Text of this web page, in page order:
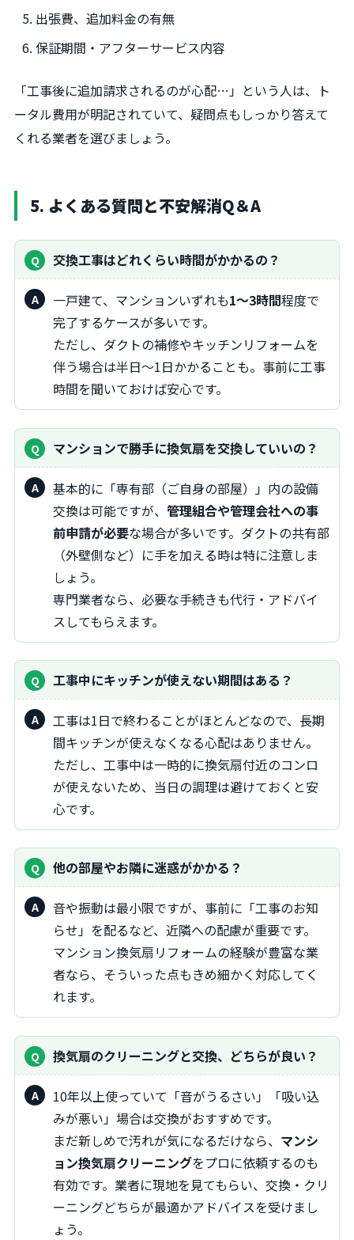
出張費、追加料金の有無
保証期間・アフターサービス内容
「工事後に追加請求されるのが心配…」という人は、ト
ータル費用が明記されていて、疑問点もしっかり答えて
くれる業者を選びましょう。
5. よくある質問と不安解消Q＆A
交換工事はどれくらい時間がかかるの？
一戸建て、マンションいずれも1～3時間程度で
完了するケースが多いです。
ただし、ダクトの補修やキッチンリフォームを
伴う場合は半日～1日かかることも。事前に工事
時間を聞いておけば安心です。
マンションで勝手に換気扇を交換していいの？
基本的に「専有部（ご自身の部屋）」内の設備
交換は可能ですが、 管理組合や管理会社への事
前申請が必要な場合が多いです。ダクトの共有部
（外壁側など）に手を加える時は特に注意しま
しょう。
専門業者なら、必要な手続きも代行・アドバイ
スしてもらえます。
工事中にキッチンが使えない期間はある？
工事は1日で終わることがほとんどなので、長期
間キッチンが使えなくなる心配はありません。
ただし、工事中は一時的に換気扇付近のコンロ
が使えないため、当日の調理は避けておくと安
心です。
他の部屋やお隣に迷惑がかかる？
音や振動は最小限ですが、事前に「工事のお知
らせ」を配るなど、近隣への配慮が重要です。
マンション換気扇リフォームの経験が豊富な業
者なら、そういった点もきめ細かく対応してく
れます。
換気扇のクリーニングと交換、どちらが良い？
10年以上使っていて「音がうるさい」「吸い込
みが悪い」場合は交換がおすすめです。
まだ新しめで汚れが気になるだけなら、 マンシ
ョン換気扇クリーニングをプロに依頼するのも
有効です。業者に現地を見てもらい、交換・クリ
ーニングどちらが最適かアドバイスを受けまし
ょう。